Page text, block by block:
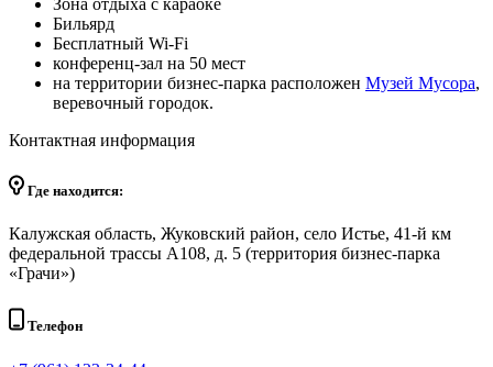
Бильярд
Бесплатный Wi-Fi
конференц-зал на 50 мест
на территории бизнес-парка расположен Музей Мусора,
веревочный городок.
Контактная информация
Где находится:
Калужская область, Жуковский район, село Истье, 41-й км
федеральной трассы А108, д. 5 (территория бизнес-парка
«Грачи»)
Телефон